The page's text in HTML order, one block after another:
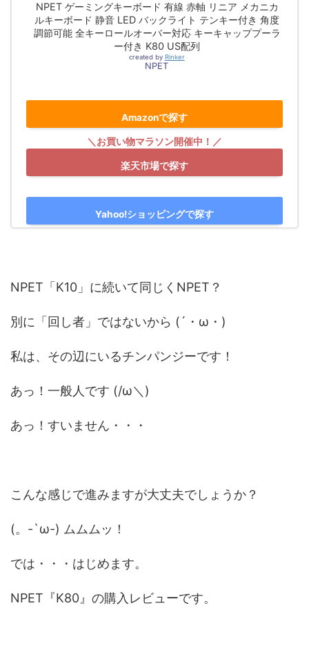
NPET ゲーミングキーボード 有線 赤軸 リニア メカニカ
ルキーボード 静音 LED バックライト テンキー付き 角度
調節可能 全キーロールオーバー対応 キーキャッププーラ
ー付き K80 US配列
created by Rinker
NPET
Amazonで探す
楽天市場で探す
Yahoo!ショッピングで探す
NPET「K10」に続いて同じくNPET？
別に「回し者」ではないから (´・ω・)
私は、その辺にいるチンパンジーです！
あっ！一般人です (/ω＼)
あっ！すいません・・・
こんな感じで進みますが大丈夫でしょうか？
(。-`ω-) ムムムッ！
では・・・はじめます。
NPET『K80』の購入レビューです。